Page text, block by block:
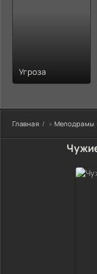
Угроза
Главная » Мелодрамы